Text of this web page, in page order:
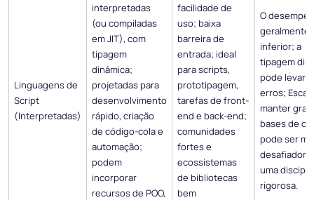
Linguagens de
Script
(Interpretadas)
interpretadas
(ou compiladas
em JIT), com
tipagem
dinâmica;
projetadas para
desenvolvimento
rápido, criação
de código-cola e
automação;
podem
incorporar
recursos de POO,
facilidade de
uso; baixa
barreira de
entrada; ideal
para scripts,
prototipagem,
tarefas de front-
end e back-end;
comunidades
fortes e
ecossistemas
de bibliotecas
bem
O
geralmente
inferior; a
tipagem
pode levar a
erros;
manter
bases de
pode ser
desafiador
uma
rigorosa.